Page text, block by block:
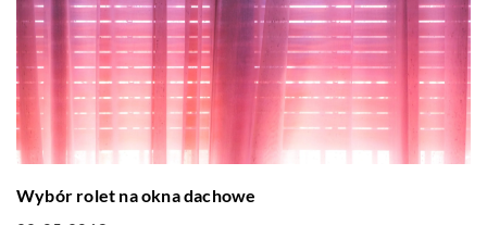
Wybór rolet na okna dachowe